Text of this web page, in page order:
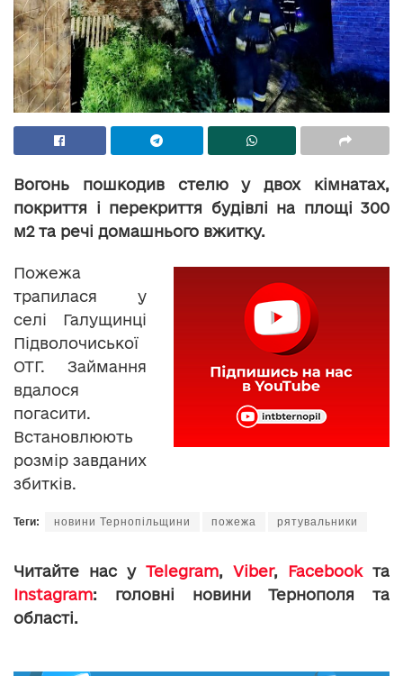
Вогонь пошкодив стелю у двох кімнатах,
покриття і перекриття будівлі на площі 300
м2 та речі домашнього вжитку.
Пожежа
трапилася у
селі Галущинці
Підволочиської
ОТГ. Займання
вдалося
погасити.
Встановлюють
розмір завданих
збитків.
Теги: новини Тернопільщини пожежа рятувальники
Читайте нас у Telegram, Viber, Facebookта
Instagram: головні новини Тернополя та
області.